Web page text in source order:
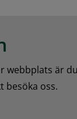
webbplats är
besöka oss.